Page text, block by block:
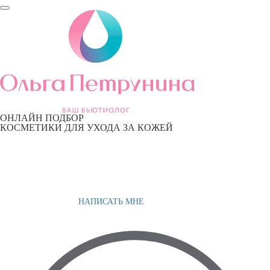
ОНЛАЙН ПОДБОР
КОСМЕТИКИ ДЛЯ УХОДА ЗА КОЖЕЙ
НАПИСАТЬ МНЕ